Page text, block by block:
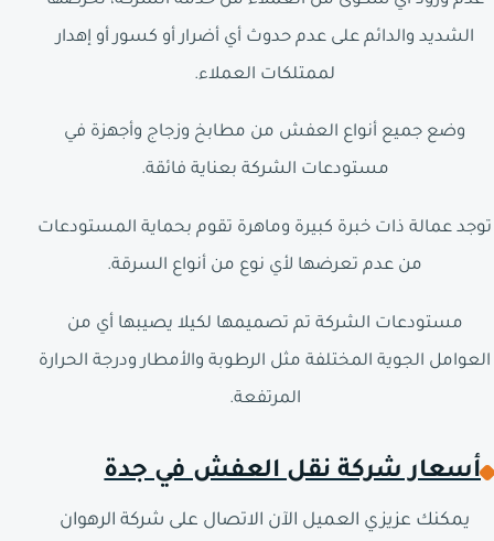
الشديد والدائم على عدم حدوث أي أضرار أو كسور أو إهدار
لممتلكات العملاء.
وضع جميع أنواع العفش من مطابخ وزجاج وأجهزة في
مستودعات الشركة بعناية فائقة.
توجد عمالة ذات خبرة كبيرة وماهرة تقوم بحماية المستودعات
من عدم تعرضها لأي نوع من أنواع السرقة.
مستودعات الشركة تم تصميمها لكيلا يصيبها أي من
العوامل الجوية المختلفة مثل الرطوبة والأمطار ودرجة الحرارة
المرتفعة.
أسعار شركة نقل العفش في جدة
يمكنك عزيزي العميل الآن الاتصال على شركة الرهوان